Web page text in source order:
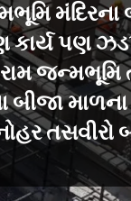
મંદિરના
કાર્ય પણ
જન્મભૂમિ
બીજા
તસવીરો